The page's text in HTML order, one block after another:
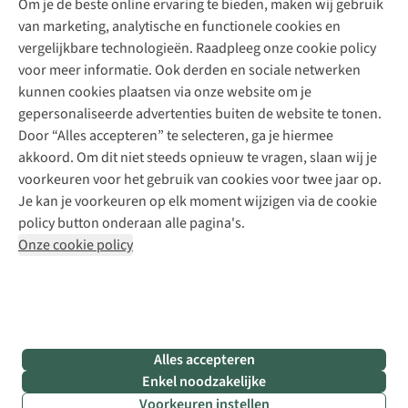
Om je de beste online ervaring te bieden, maken wij gebruik
van marketing, analytische en functionele cookies en
vergelijkbare technologieën. Raadpleeg onze cookie policy
voor meer informatie. Ook derden en sociale netwerken
kunnen cookies plaatsen via onze website om je
gepersonaliseerde advertenties buiten de website te tonen.
Door “Alles accepteren” te selecteren, ga je hiermee
akkoord. Om dit niet steeds opnieuw te vragen, slaan wij je
voorkeuren voor het gebruik van cookies voor twee jaar op.
Je kan je voorkeuren op elk moment wijzigen via de cookie
policy button onderaan alle pagina's.
Onze cookie policy
Alles accepteren
Enkel noodzakelijke
Schoenherstelling
Kledingherstelling
Retouches
Voor bedrijven
Explore Camp
Gear Check
Inspiratie & advies
Meld je aan voor de nieuwsbrief
Follow us
Disclaimer Privacy Policy
Algemene voorwaarden
Cookie Policy